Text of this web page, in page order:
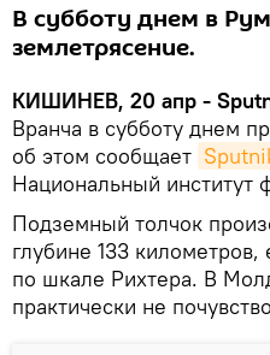
В субботу днем в
землетрясение.
КИШИНЕВ, 20 апр -
Вранча в субботу днем
об этом сообщает
Национальный
Подземный толчок
глубине 133
по шкале Рихтера. В
практически не